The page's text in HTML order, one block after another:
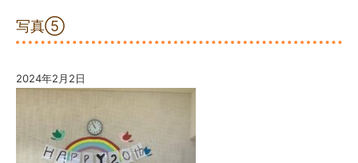
写真⑤
2024年2月2日